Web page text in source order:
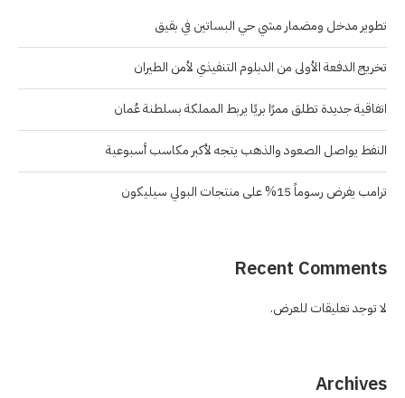
تطوير مدخل ومضمار مشي حي البساتين في بقيق
تخريج الدفعة الأولى من الدبلوم التنفيذي لأمن الطيران
اتفاقية جديدة تطلق ممرًا بريًا يربط المملكة بسلطنة عُمان
النفط يواصل الصعود والذهب يتجه لأكبر مكاسب أسبوعية
ترامب يفرض رسوماً 15% على منتجات البولي سيليكون
Recent Comments
لا توجد تعليقات للعرض.
Archives